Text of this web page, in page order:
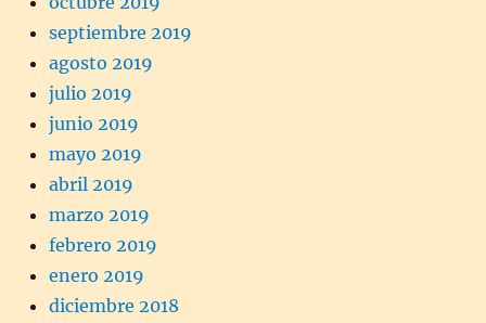
septiembre 2019
agosto 2019
julio 2019
junio 2019
mayo 2019
abril 2019
marzo 2019
febrero 2019
enero 2019
diciembre 2018